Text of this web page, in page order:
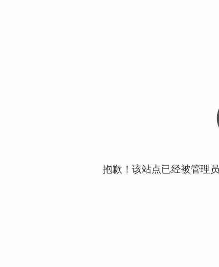
抱歉！该站点已经被管理